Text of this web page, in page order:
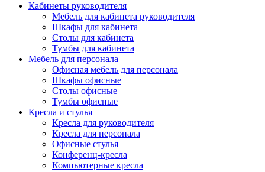
Кабинеты руководителя
Мебель для кабинета руководителя
Шкафы для кабинета
Столы для кабинета
Тумбы для кабинета
Мебель для персонала
Офисная мебель для персонала
Шкафы офисные
Столы офисные
Тумбы офисные
Кресла и стулья
Кресла для руководителя
Кресла для персонала
Офисные стулья
Конференц-кресла
Компьютерные кресла